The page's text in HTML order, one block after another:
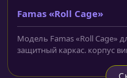
Famas «Roll Cage»
Модель Famas «Roll Cage»
защитный каркас. корпус